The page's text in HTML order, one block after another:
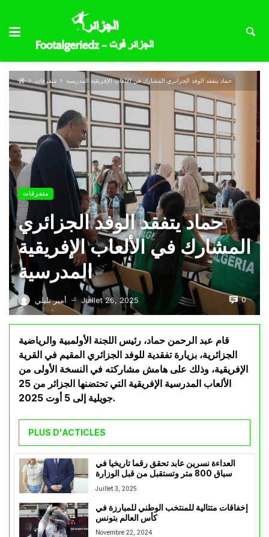
متفرقات حماد يتفقد الوفد الجزائري المشارك في الألعاب الإفريقية المدرسية
متفرقات
حماد يتفقد الوفد الجزائري
المشارك في الألعاب الإفريقية
المدرسية
أمير تليلي — Juillet 26, 2025 0
قام عبد الرحمن حماد، رئيس اللجنة الأولمبية والرياضية
الجزائرية، بزيارة تفقدية للوفد الجزائري المقيم في القرية
الإفريقية، وذلك على هامش مشاركته في النسخة الأولى من
الألعاب المدرسية الإفريقية التي تحتضنها الجزائر من 25
جويلية إلى 5 أوت 2025.
PLUS D'ACTICLES
العداءة نسرين عابد تحقق رقما تاريخيا في
سباق 800 متر وتستقبل من قبل الوزارة
Juillet 3, 2025
إخفاقات متتالية للمنتخب الوطني للمبارزة في
كأس العالم بتونس
Novembre 22, 2024